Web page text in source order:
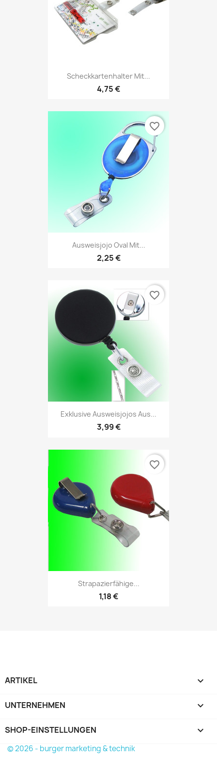
Scheckkartenhalter Mit...
4,75 €
Ausweisjojo Oval Mit...
2,25 €
favorite_border
Exklusive Ausweisjojos Aus...
3,99 €
favorite_border
Strapazierfähige...
1,18 €
favorite_border
ARTIKEL 
UNTERNEHMEN 
SHOP-EINSTELLUNGEN keyboard_arrow_down
© 2026 - burger marketing & technik